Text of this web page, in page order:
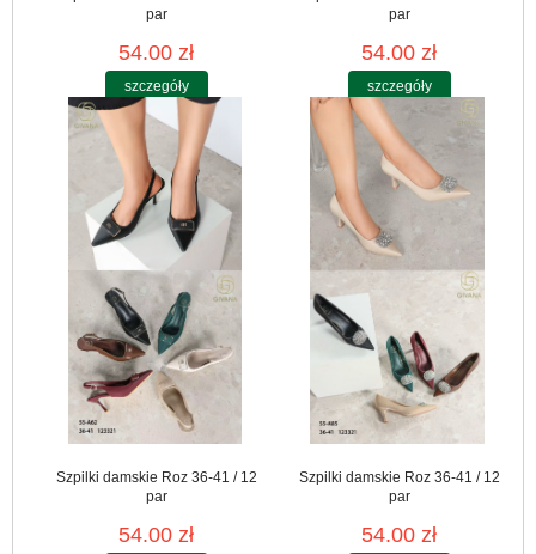
par
54.00 zł
szczegóły
par
54.00 zł
szczegóły
Szpilki damskie Roz 36-41 / 12
par
54.00 zł
Szpilki damskie Roz 36-41 / 12
par
54.00 zł